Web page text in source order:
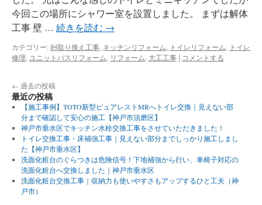
今回この場所にシャワー室を設置しました。 まずは解体
工事 壁 … 続きを読む →
カテゴリー: IH取り換え工事, キッチンリフォーム, トイレリフォーム, トイレ
修理, ユニットバスリフォーム, リフォーム, 大工工事 | コメントする
← 過去の投稿
最近の投稿
【施工事例】TOTO新型ピュアレストMRへトイレ交換｜見えない部
分まで確認して安心の施工【神戸市須磨区】
神戸市垂水区でキッチン水栓交換工事をさせていただきました！
トイレ交換工事・床補強工事｜見えない部分までしっかり施工しまし
た【神戸市垂水区】
洗面化粧台のぐらつきは危険信号！下地補強から行い、車椅子対応の
洗面化粧台へ交換しました｜神戸市垂水区
洗面化粧台交換工事｜収納力も使いやすさもアップするひと工夫（神
戸市）